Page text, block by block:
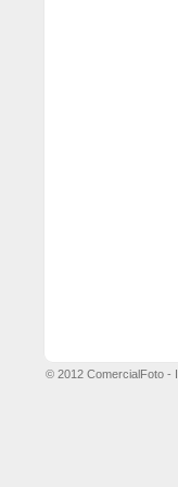
© 2012 ComercialFoto -